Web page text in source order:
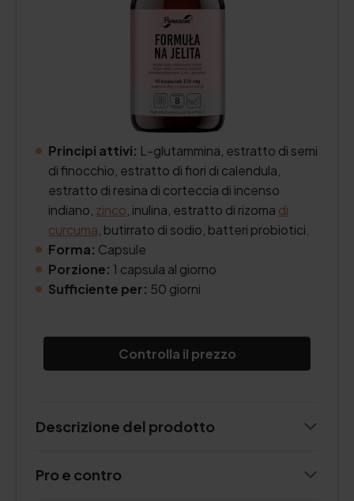
Principi attivi: L-glutammina, estratto di semi
di finocchio, estratto di fiori di calendula,
estratto di resina di corteccia di incenso
indiano, zinco , inulina, estratto di rizoma di
curcuma , butirrato di sodio, batteri probiotici.
Forma: Capsule
Porzione: 1 capsula al giorno
Sufficiente per: 50 giorni
Controlla il prezzo
Descrizione del prodotto
Pro e contro